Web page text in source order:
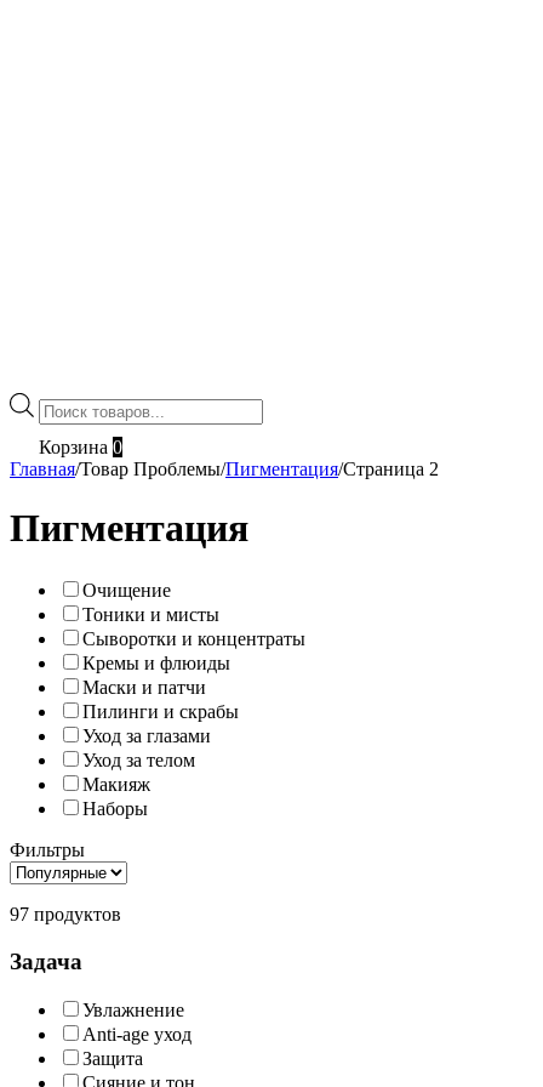
Поиск
товаров
Корзина 0
Главная/Товар Проблемы/Пигментация/Страница 2
Пигментация
Очищение
Тоники и мисты
Сыворотки и концентраты
Кремы и флюиды
Маски и патчи
Пилинги и скрабы
Уход за глазами
Уход за телом
Макияж
Наборы
Фильтры
97 продуктов
Задача
Увлажнение
Anti-age уход
Защита